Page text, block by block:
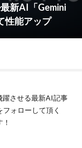
新AI「Gemini
性能アップ
躍させる最新AI記事
ォローして頂く